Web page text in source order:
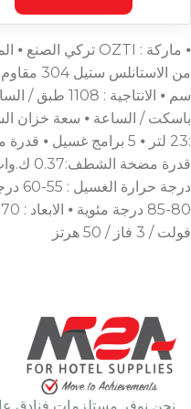
فولت / 3 فاز / 50 هرتز
نحن نوفر مستلزمات فنادق